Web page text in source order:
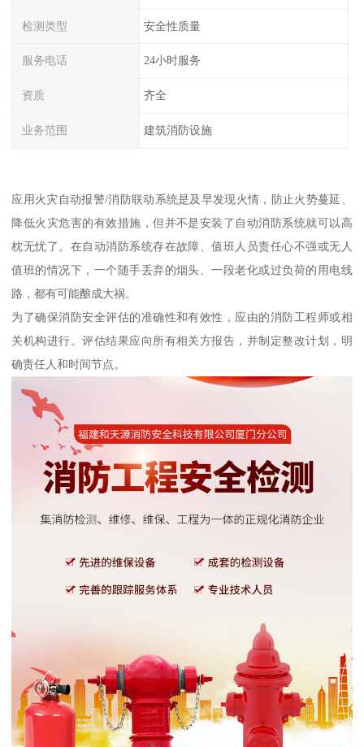
检测类型 安全性质量
服务电话 24小时服务
资质 齐全
业务范围 建筑消防设施
应用火灾自动报警/消防联动系统是及早发现火情，防止火势蔓延、
降低火灾危害的有效措施，但并不是安装了自动消防系统就可以高
枕无忧了。在自动消防系统存在故障、值班人员责任心不强或无人
值班的情况下，一个随手丢弃的烟头、一段老化或过负荷的用电线
路，都有可能酿成大祸。
为了确保消防安全评估的准确性和有效性，应由的消防工程师或相
关机构进行。评估结果应向所有相关方报告，并制定整改计划，明
确责任人和时间节点。